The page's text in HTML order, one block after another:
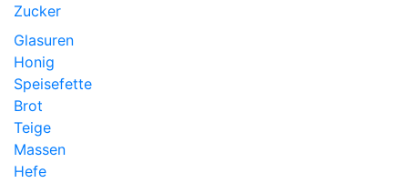
Zucker
Glasuren
Honig
Speisefette
Brot
Teige
Massen
Hefe